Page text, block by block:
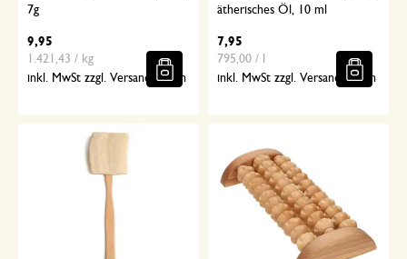
7g
9,95
1.421,43 / kg
inkl. MwSt zzgl. Versandkosten
ätherisches Öl, 10 ml
7,95
795,00 / l
inkl. MwSt zzgl. Versandkosten